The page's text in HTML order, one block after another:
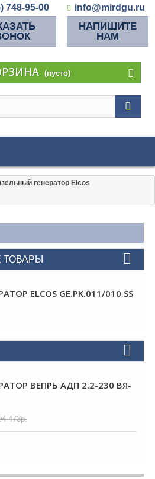
748-95-00 info@mirdgu.ru
НАПИШИТЕ
НАМ
(пусто)
генератор Elcos
ТОВАРЫ
ELCOS GE.PK.011/010.SS
ВЕПРЬ АДП 2.2-230 ВЯ-
473р.